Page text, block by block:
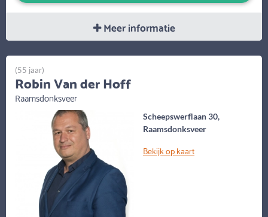
Meer informatie
Scheepswerflaan 30,
Raamsdonksveer
Bekijk op kaart
(55 jaar)
Robin Van der Hoff
Raamsdonksveer